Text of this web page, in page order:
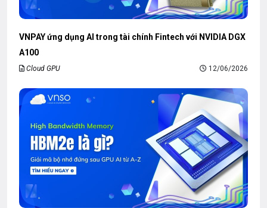
VNPAY ứng dụng AI trong tài chính Fintech với NVIDIA DGX
A100
Cloud GPU 12/06/2026